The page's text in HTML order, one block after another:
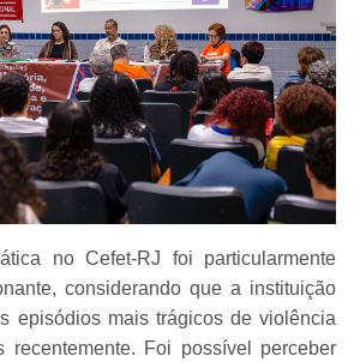
no Cefet-RJ foi particularmente
considerando que a instituição
episódios mais trágicos de violência
recentemente. Foi possível perceber